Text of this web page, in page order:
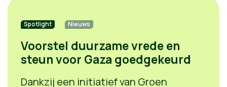
Spotlight Nieuws
Voorstel duurzame vrede en
steun voor Gaza goedgekeurd
Dankzij een initiatief van Groen